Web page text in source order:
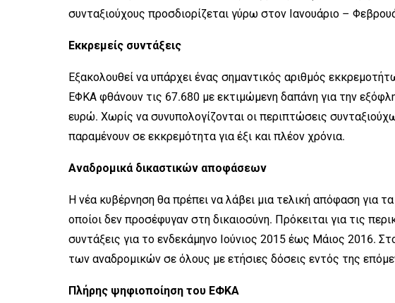
συνταξιούχους προσδιορίζεται γύρω στον Ιανουάριο –
Εκκρεμείς συντάξεις
Εξακολουθεί να υπάρχει ένας σημαντικός αριθμός
ΕΦΚΑ φθάνουν τις 67.680 με εκτιμώμενη δαπάνη για την
ευρώ. Χωρίς να συνυπολογίζονται οι περιπτώσεις
παραμένουν σε εκκρεμότητα για έξι και πλέον χρόνια.
Αναδρομικά δικαστικών αποφάσεων
Η νέα κυβέρνηση θα πρέπει να λάβει μια τελική απόφαση για
οποίοι δεν προσέφυγαν στη δικαιοσύνη. Πρόκειται για τις
συντάξεις για το ενδεκάμηνο Ιούνιος 2015 έως Μάιος 2016.
των αναδρομικών σε όλους με ετήσιες δόσεις εντός της
Πλήρης ψηφιοποίηση του ΕΦΚΑ